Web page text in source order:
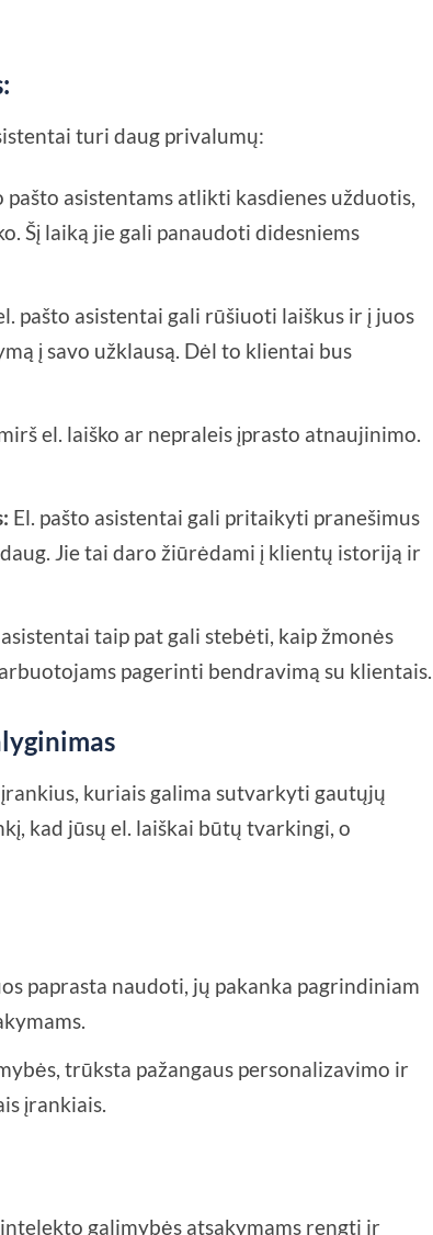
turi daug privalumų:
asistentams atlikti kasdienes užduotis,
Šį laiką jie gali panaudoti didesniems
pašto asistentai gali rūšiuoti laiškus ir į juos
į savo užklausą. Dėl to klientai bus
el. laiško ar nepraleis įprasto atnaujinimo.
El. pašto asistentai gali pritaikyti pranešimus
Jie tai daro žiūrėdami į klientų istoriją ir
taip pat gali stebėti, kaip žmonės
pagerinti bendravimą su klientais.
kuriais galima sutvarkyti gautųjų
kad jūsų el. laiškai būtų tvarkingi, o
paprasta naudoti, jų pakanka pagrindiniam
trūksta pažangaus personalizavimo ir
įrankiais.
galimybės atsakymams rengti ir